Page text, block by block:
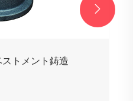
トメント鋳造
